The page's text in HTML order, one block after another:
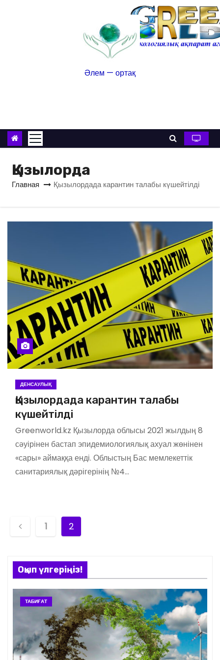
Әлем — ортақ
Қызылорда
Главная Қызылордада карантин талабы күшейтілді
ДЕНСАУЛЫҚ
Қызылордада карантин талабы
күшейтілді
Greenworld.kz Қызылорда облысы 2021 жылдың 8
сәуірінен бастап эпидемиологиялық ахуал жөнінен
«сары» аймаққа енді. Облыстың Бас мемлекеттік
санитариялық дәрігерінің №4…
в
и
ц
1 2
Оқып үлгеріңіз!
ТАБИҒАТ